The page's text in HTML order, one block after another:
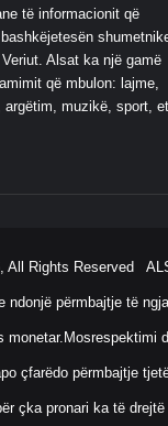
të informacionit që
Alsat ka një gamë
që mbulon: lajme,
muzikë, sport,
All Rights Reserved
përmbajtje të
çfarëdo përmbajtje
çka pronari ka të